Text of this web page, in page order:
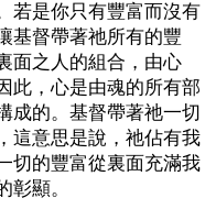
若是你只有豐富而沒有
基督帶著祂所有的豐
面之人的組合，由心
此，心是由魂的所有部
的。基督帶著祂一切
這意思是說，祂佔有我
切的豐富從裏面充滿我
顯。